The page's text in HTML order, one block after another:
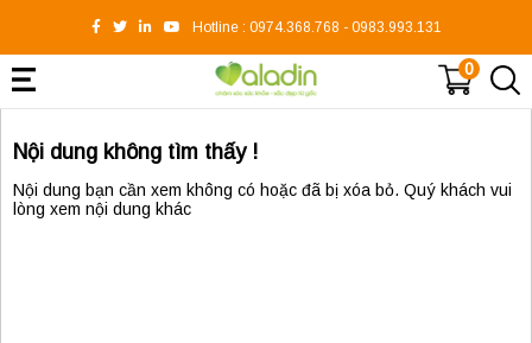
Hotline : 0974.368.768 - 0983.993.131
0
Nội dung không tìm thấy !
Nội dung bạn cần xem không có hoặc đã bị xóa bỏ. Quý khách vui
lòng xem nội dung khác